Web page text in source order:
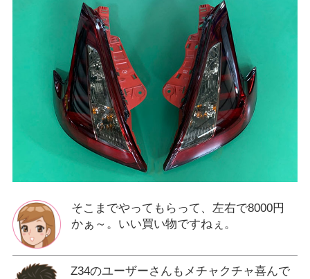
そこまでやってもらって、左右で8000円
かぁ～。いい買い物ですねぇ。
Z34のユーザーさんもメチャクチャ喜んで